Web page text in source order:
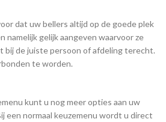
dat uw bellers altijd op de goede plek
namelijk gelijk aangeven waarvoor ze
bij de juiste persoon of afdeling terecht.
te worden.
kunt u nog meer opties aan uw
een normaal keuzemenu wordt u direct